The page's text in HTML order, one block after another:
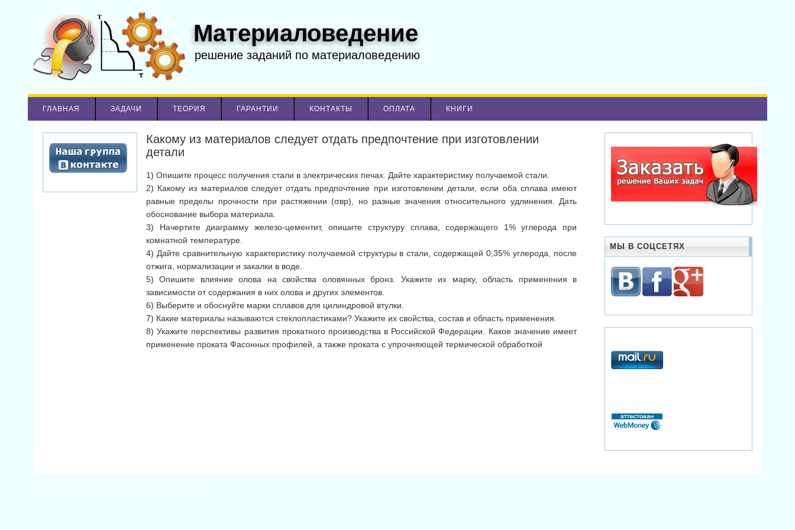
Материаловедение
решение заданий по материаловедению
ГЛАВНАЯ ЗАДАЧИ ТЕОРИЯ ГАРАНТИИ КОНТАКТЫ ОПЛАТА КНИГИ
Какому из материалов следует отдать предпочтение при изготовлении
детали
1) Опишите процесс получения стали в электрических печах. Дайте характеристику получаемой стали.
2) Какому из материалов следует отдать предпочтение при изготовлении детали, если оба сплава имеют
равные пределы прочности при растяжении (σвр), но разные значения относительного удлинения. Дать
обоснование выбора материала.
3) Начертите диаграмму железо-цементит, опишите структуру сплава, содержащего 1% углерода при
комнатной температуре.
4) Дайте сравнительную характеристику получаемой структуры в стали, содержащей 0,35% углерода, после
отжига, нормализации и закалки в воде.
5) Опишите влияние олова на свойства оловянных бронз. Укажите их марку, область применения в
зависимости от содержания в них олова и других элементов.
6) Выберите и обоснуйте марки сплавов для цилиндровой втулки.
7) Какие материалы называются стеклопластиками? Укажите их свойства, состав и область применения.
8) Укажите перспективы развития прокатного производства в Российской Федерации. Какое значение имеет
применение проката Фасонных профилей, а также проката с упрочняющей термической обработкой
МЫ В СОЦСЕТЯХ